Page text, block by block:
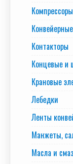
Контакторы
Концевые и
Крановые
Лебедки
Ленты
Манжеты,
Масла и